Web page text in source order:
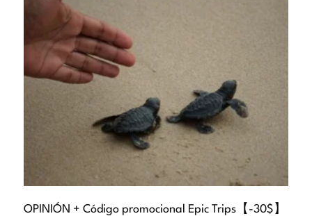
OPINIÓN + Código promocional Epic Trips【-30$】